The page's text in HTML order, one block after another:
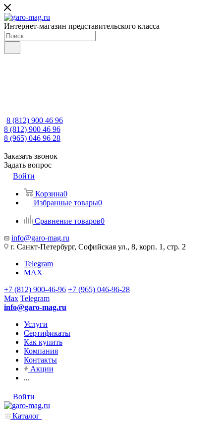
Интернет-магазин представительского класса
8 (812) 900 46 96
8 (812) 900 46 96
8 (965) 046 96 28
Заказать звонок
Задать вопрос
Войти
Корзина0
Избранные товары0
Сравнение товаров0
info@garo-mag.ru
г. Санкт-Петербург, Софийская ул., 8, корп. 1, стр. 2
Telegram
MAX
+7 (812) 900-46-96 +7 (965) 046-96-28
Max Telegram
info@garo-mag.ru
Услуги
Сертификаты
Как купить
Компания
Контакты
Акции
...
Войти
Каталог